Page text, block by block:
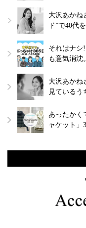
大沢あかね
ド”で40代
それはナシ
も意気消
大沢あかね
見ている
あったかく
ャケット」